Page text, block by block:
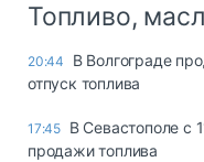
Топливо,
20:44
В Волгограде
отпуск топлива
17:45 В Севастополе с
продажи топлива